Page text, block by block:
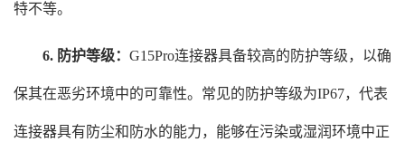
特不等。
6. 防护等级： G15Pro连接器具备较高的防护等级，以确
保其在恶劣环境中的可靠性。常见的防护等级为IP67，代表
连接器具有防尘和防水的能力，能够在污染或湿润环境中正